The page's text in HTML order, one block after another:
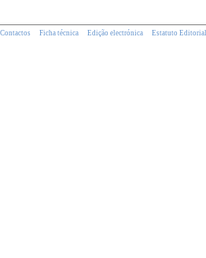
Contactos Ficha técnica Edição electrónica Estatuto Editorial